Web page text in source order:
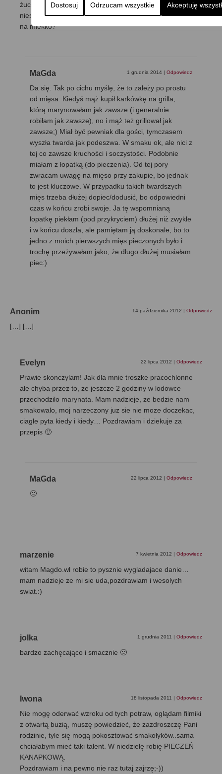
Dostosuj Odrzucam wszystkie Akceptuję
żucia.Dzieci niestety nie zjadły:(Ta pasta pomidorowa też
niestety nie wyszła mi za dobra:(Czy łopatkę da się zrobić
na miekko?
MaGda 1 grudnia 2014 Odpowiedz
Da się. Tak po cichu myślę, że to zależy po prostu
od mięsa. Kiedyś mąż kupił karkówkę na grilla,
którą marynowałam jak zawsze (i generalnie
robiłam jak zawsze), no i mąż też grillował jak
zawsze;) Miał być pewniak dla gości, tymczasem
wyszła twarda jak podeszwa. W smaku ok, ale nici z
tej co zawsze kruchości i soczystości. Podobnie
miałam z łopatką (do pieczenia). Od tej pory
zwracam uwagę na mięso przy zakupie, bo jednak
to jest kluczowe. W przypadku takich twardszych
mięs trzeba dłużej dopiec/dodusić, bo odpowiedni
czas w końcu zrobi swoje. Ja tę wspomnianą
łopatkę piekłam (pod przykryciem) dłużej niż zwykle
i w końcu doszła, ale pamiętam ją doskonale, bo to
jedno z moich pierwszych mięs pieczonych było i
trochę przeżywałam jako, że długo dłużej musiałam
piec:)
Anonim 14 października 2012 Odpowiedz
[…] […]
Evelyn 22 lipca 2012 Odpowiedz
Prawie skonczylam! Jak dla mnie troszke pracochlonne
ale chyba przez to, ze jeszcze 2 godziny w lodowce
przechodzilo marynata. Mam nadzieje, ze bedzie nam
smakowalo, moj narzeczony juz sie nie moze doczekac,
ciagle pyta kiedy i kiedy… Pozdrawiam i dziekuje za
przepis 🙂
MaGda 22 lipca 2012 Odpowiedz
🙂
marzenie 7 kwietnia 2012 Odpowiedz
witam Magdo.wl robie to pysznie wygladajace danie…
mam nadzieje ze mi sie uda,pozdrawiam i wesolych
swiat.:)
jolka 1 grudnia 2011 Odpowiedz
bardzo zachęcająco i smacznie 🙂
Iwona 18 listopada 2011 Odpowiedz
Nie mogę oderwać wzroku od tych potraw, oglądam filmiki
z otwartą buzią, muszę powiedzieć, że zazdroszczę Pani
rodzinie, tyle się mogą pokosztować smakołyków..sama
chciałabym mieć taki talent. W niedzielę robię PIECZEŃ
KANAPKOWĄ.
Pozdrawiam i na pewno nie raz tutaj zajrzę;-))